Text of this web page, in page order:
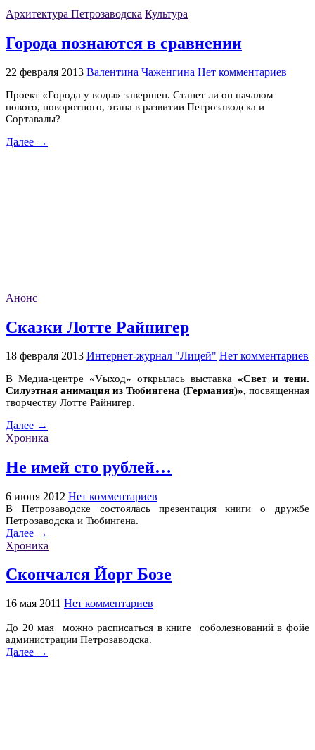
Архитектура Петрозаводска Культура
Города познаются в сравнении
22 февраля 2013 Валентина Чаженгина Нет комментариев
Проект «Города у воды» завершен. Станет ли он началом
нового, поворотного, этапа в развитии Петрозаводска и
Сортавалы?
Далее →
Анонс
Сказки Лотте Райнигер
18 февраля 2013 Интернет-журнал "Лицей" Нет комментариев
В Медиа-центре «Vыход» открылась выставка «Свет и тени.
Силуэтная анимация из Тюбингена (Германия)», посвященная
творчеству Лотте Райнигер.
Далее →
Хроника
Не имей сто рублей…
6 июня 2012 Нет комментариев
В Петрозаводске состоялась презентация книги о дружбе
Петрозаводска и Тюбингена.
Далее →
Хроника
Скончался Йорг Бозе
16 мая 2011 Нет комментариев
До 20 мая можно расписаться в книге соболезнований в фойе
администрации Петрозаводска.
Далее →